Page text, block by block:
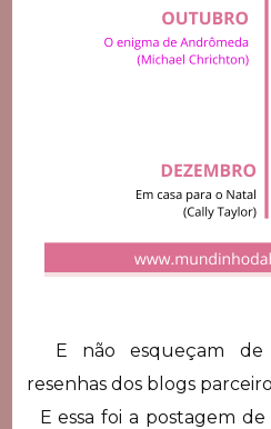
E não esqueçam de
resenhas dos blogs
E essa foi a postagem